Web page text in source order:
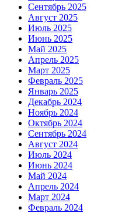
Сентябрь 2025
Август 2025
Июль 2025
Июнь 2025
Май 2025
Апрель 2025
Март 2025
Февраль 2025
Январь 2025
Декабрь 2024
Ноябрь 2024
Октябрь 2024
Сентябрь 2024
Август 2024
Июль 2024
Июнь 2024
Май 2024
Апрель 2024
Март 2024
Февраль 2024